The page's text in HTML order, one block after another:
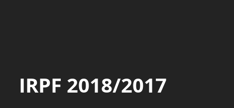
IRPF 2018/2017